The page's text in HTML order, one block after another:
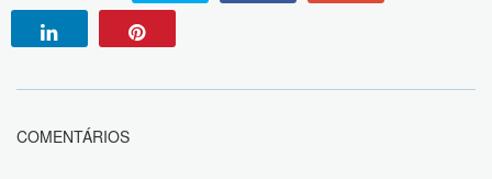
COMENTÁRIOS